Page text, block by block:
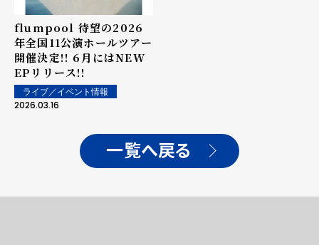
flumpool 待望の2026
年全国11公演ホールツアー
開催決定!! 6月にはNEW
EPリリース!!
ライブ／イベント情報
2026.03.16
一覧へ戻る